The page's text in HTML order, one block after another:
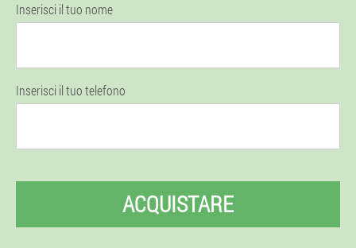
Inserisci il tuo nome
Inserisci il tuo telefono
ACQUISTARE